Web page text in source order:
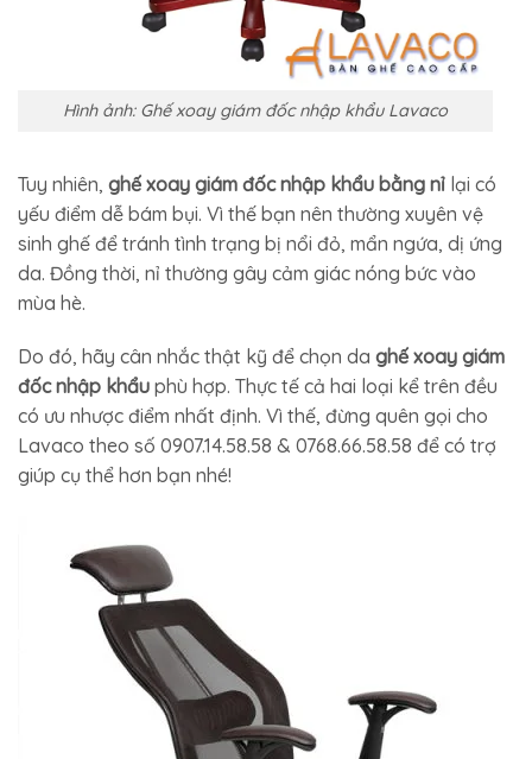
Hình ảnh: Ghế xoay giám đốc nhập khẩu Lavaco
Tuy nhiên, ghế xoay giám đốc nhập khẩu bằng nỉ lại có
yếu điểm dễ bám bụi. Vì thế bạn nên thường xuyên vệ
sinh ghế để tránh tình trạng bị nổi đỏ, mẩn ngứa, dị ứng
da. Đồng thời, nỉ thường gây cảm giác nóng bức vào
mùa hè.
Do đó, hãy cân nhắc thật kỹ để chọn da ghế xoay giám
đốc nhập khẩu phù hợp. Thực tế cả hai loại kể trên đều
có ưu nhược điểm nhất định. Vì thế, đừng quên gọi cho
Lavaco theo số 0907.14.58.58 & 0768.66.58.58 để có trợ
giúp cụ thể hơn bạn nhé!